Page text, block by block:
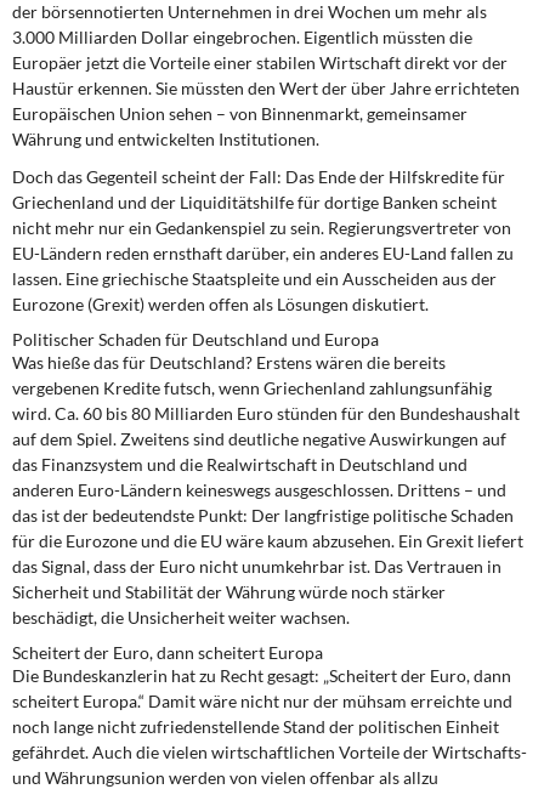
Steuer- und Finanzpolitik
Öffentliche Infrastruktur und Daseinsvorsorge
Eurokrise und Griechenland
DIE LINKE
Weitere Themen
Memo-Gruppe
Institut Solidarische Moderne
Rosa-Luxemburg-Stiftung
Über mich
Kontakt
der börsennotierten Unternehmen in drei Wochen um mehr als
3.000 Milliarden Dollar eingebrochen. Eigentlich müssten die
Europäer jetzt die Vorteile einer stabilen Wirtschaft direkt vor der
Haustür erkennen. Sie müssten den Wert der über Jahre errichteten
Europäischen Union sehen – von Binnenmarkt, gemeinsamer
Währung und entwickelten Institutionen.
Doch das Gegenteil scheint der Fall: Das Ende der Hilfskredite für
Griechenland und der Liquiditätshilfe für dortige Banken scheint
nicht mehr nur ein Gedankenspiel zu sein. Regierungsvertreter von
EU-Ländern reden ernsthaft darüber, ein anderes EU-Land fallen zu
lassen. Eine griechische Staatspleite und ein Ausscheiden aus der
Eurozone (Grexit) werden offen als Lösungen diskutiert.
Politischer Schaden für Deutschland und Europa
Was hieße das für Deutschland? Erstens wären die bereits
vergebenen Kredite futsch, wenn Griechenland zahlungsunfähig
wird. Ca. 60 bis 80 Milliarden Euro stünden für den Bundeshaushalt
auf dem Spiel. Zweitens sind deutliche negative Auswirkungen auf
das Finanzsystem und die Realwirtschaft in Deutschland und
anderen Euro-Ländern keineswegs ausgeschlossen. Drittens – und
das ist der bedeutendste Punkt: Der langfristige politische Schaden
für die Eurozone und die EU wäre kaum abzusehen. Ein Grexit liefert
das Signal, dass der Euro nicht unumkehrbar ist. Das Vertrauen in
Sicherheit und Stabilität der Währung würde noch stärker
beschädigt, die Unsicherheit weiter wachsen.
Scheitert der Euro, dann scheitert Europa
Die Bundeskanzlerin hat zu Recht gesagt: „Scheitert der Euro, dann
scheitert Europa.“ Damit wäre nicht nur der mühsam erreichte und
noch lange nicht zufriedenstellende Stand der politischen Einheit
gefährdet. Auch die vielen wirtschaftlichen Vorteile der Wirtschafts-
und Währungsunion werden von vielen offenbar als allzu